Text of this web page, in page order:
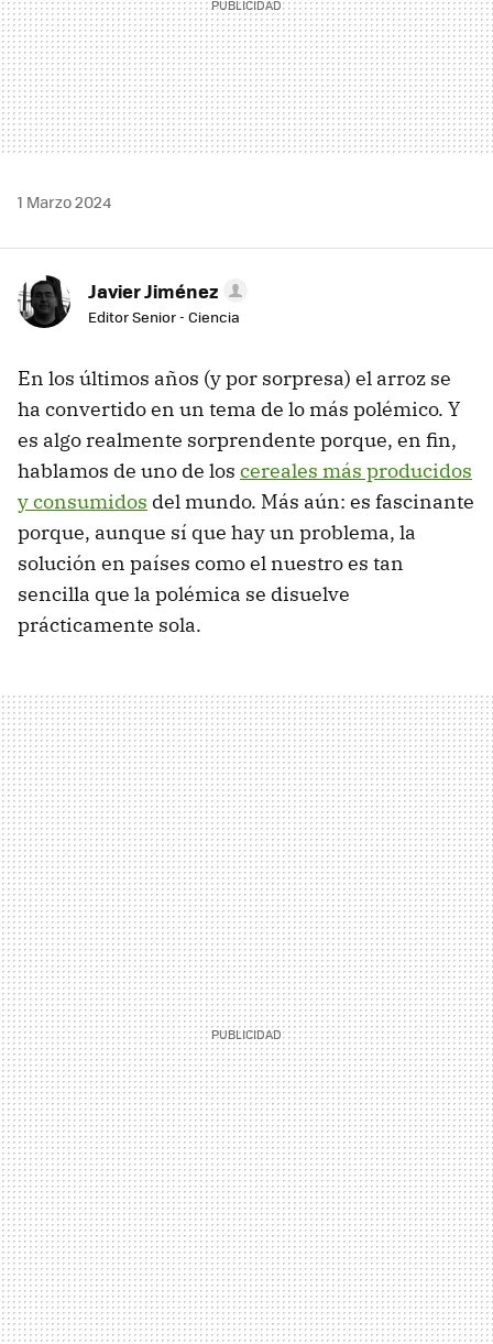
1 Marzo 2024
Javier Jiménez
Editor Senior - Ciencia
En los últimos años (y por sorpresa) el arroz se
ha convertido en un tema de lo más polémico. Y
es algo realmente sorprendente porque, en fin,
hablamos de uno de los cereales más producidos
y consumidos del mundo. Más aún: es fascinante
porque, aunque sí que hay un problema, la
solución en países como el nuestro es tan
sencilla que la polémica se disuelve
prácticamente sola.